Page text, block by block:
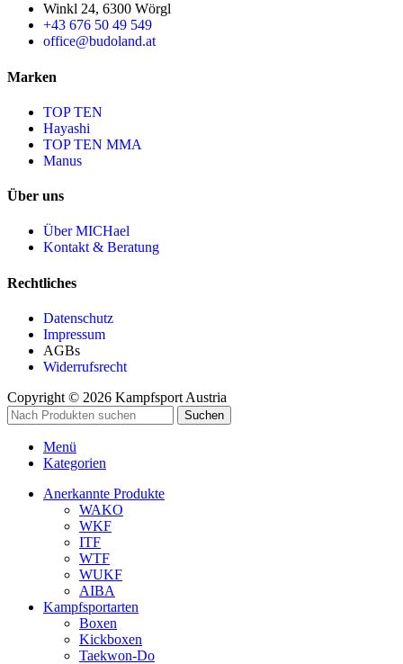
Winkl 24, 6300 Wörgl
+43 676 50 49 549
office@budoland.at
Marken
TOP TEN
Hayashi
TOP TEN MMA
Manus
Über uns
Über MICHael
Kontakt & Beratung
Rechtliches
Datenschutz
Impressum
AGBs
Widerrufsrecht
Copyright © 2026 Kampfsport Austria
Suchen
Menü
Kategorien
Anerkannte Produkte
WAKO
WKF
ITF
WTF
WUKF
AIBA
Kampfsportarten
Boxen
Kickboxen
Taekwon-Do